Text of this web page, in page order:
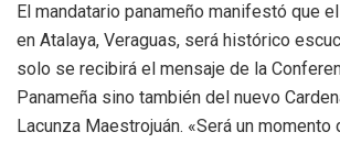
El mandatario panameño manifestó que
en Atalaya, Veraguas, será histórico
solo se recibirá el mensaje de la
Panameña sino también del nuevo
Lacunza Maestrojuán. «Será un momento